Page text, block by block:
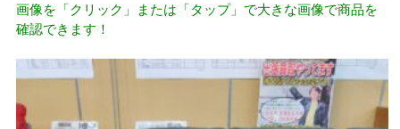
画像を「クリック」または「タップ」で大きな画像で商品を
確認できます！